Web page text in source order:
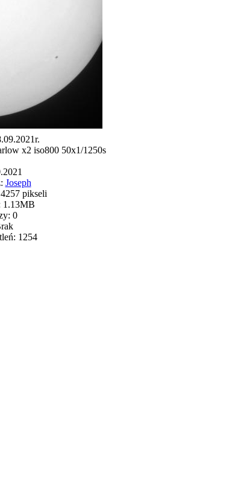
x2 iso800 50x1/1250s
Joseph
pikseli
1.13MB
0
1254